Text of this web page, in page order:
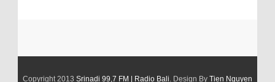
Copyright 2013 Srinadi 99,7 FM | Radio Bali. Design By Tien Nguyen